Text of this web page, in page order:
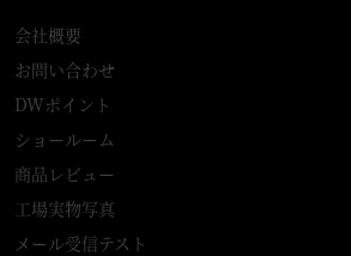
会社概要
お問い合わせ
DWポイント
ショールーム
商品レビュー
工場実物写真
メール受信テスト